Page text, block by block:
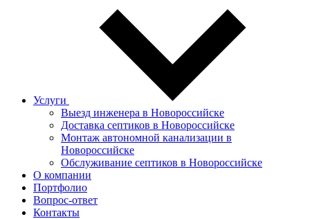
Услуги
Выезд инженера в Новороссийске
Доставка септиков в Новороссийске
Монтаж автономной канализации в
Новороссийске
Обслуживание септиков в Новороссийске
О компании
Портфолио
Вопрос-ответ
Контакты